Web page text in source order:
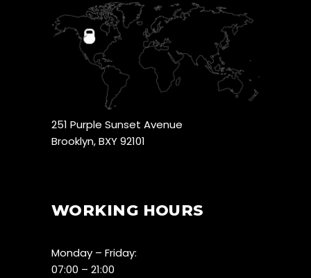
251 Purple Sunset Avenue
Brooklyn, BXY 92101
WORKING HOURS
Monday – Friday:
07:00 – 21:00